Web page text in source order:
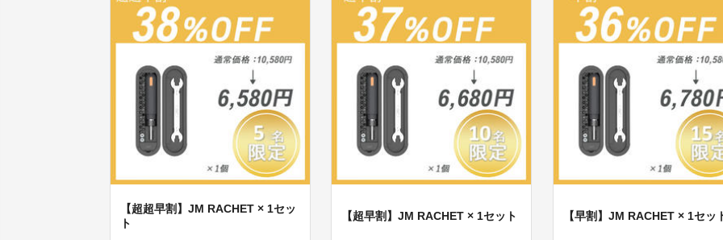
【超超早割】JM RACHET × 1セッ
ト
【超早割】JM RACHET × 1セット 【早割】JM RACHET × 1セッ